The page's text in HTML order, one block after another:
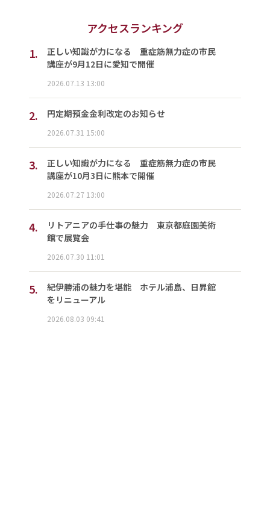
アクセスランキング
1.
正しい知識が力になる 重症筋無力症の市民
講座が9月12日に愛知で開催
2026.07.13 13:00
2. 円定期預金金利改定のお知らせ
2026.07.31 15:00
3.
正しい知識が力になる 重症筋無力症の市民
講座が10月3日に熊本で開催
2026.07.27 13:00
4.
リトアニアの手仕事の魅力 東京都庭園美術
館で展覧会
2026.07.30 11:01
5.
紀伊勝浦の魅力を堪能 ホテル浦島、日昇館
をリニューアル
2026.08.03 09:41